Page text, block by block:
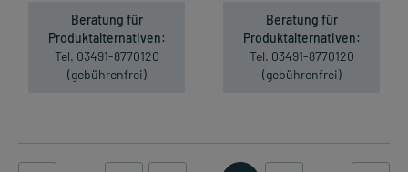
Beratung für
Produktalternativen:
Tel. 03491-8770120
(gebührenfrei)
Beratung für
Produktalternativen:
Tel. 03491-8770120
(gebührenfrei)